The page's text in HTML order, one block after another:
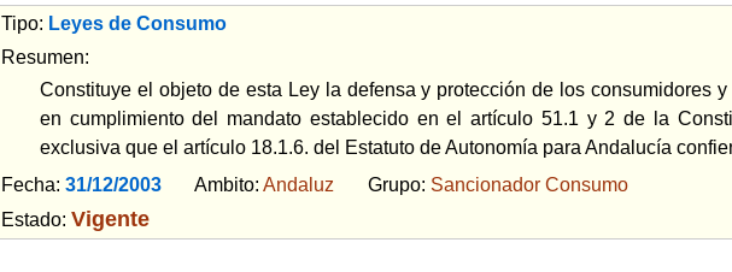
Tipo: Leyes de Consumo
Resumen:
Constituye el objeto de esta Ley la defensa y protección de los consumidores
en cumplimiento del mandato establecido en el artículo 51.1 y 2 de la
exclusiva que el artículo 18.1.6. del Estatuto de Autonomía para Andalucía
Fecha: 31/12/2003Ambito: Andaluz Grupo: Sancionador Consumo
Estado: Vigente